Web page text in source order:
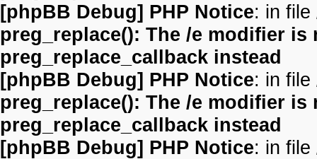
[phpBB Debug] PHP Notice: in file
preg_replace(): The /e modifier
preg_replace_callback instead
[phpBB Debug] PHP Notice: in file
preg_replace(): The /e modifier
preg_replace_callback instead
[phpBB Debug] PHP Notice: in file